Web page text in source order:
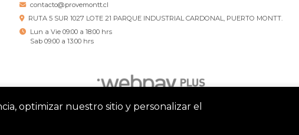
contacto@provemontt.cl
RUTA 5 SUR 1027 LOTE 21 PARQUE INDUSTRIAL CARDONAL, PUERTO MONTT.
Lun a Vie 09:00 a 18:00 hrs
Sab 09:00 a 13:00 hrs
optimizar nuestro sitio y personalizar el